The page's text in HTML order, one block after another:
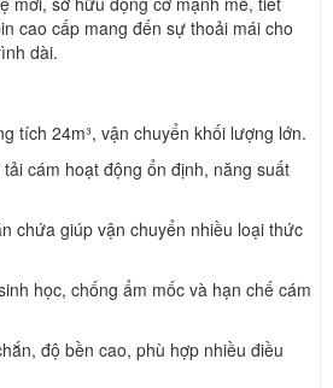
cao cấp mang đến sự thoải mái cho
dài.
tích 24m³, vận chuyển khối lượng lớn.
cám hoạt động ổn định, năng suất
chứa giúp vận chuyển nhiều loại thức
học, chống ẩm mốc và hạn chế cám
độ bền cao, phù hợp nhiều điều